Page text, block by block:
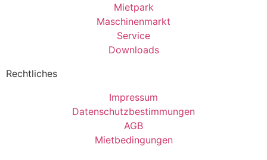
Mietpark
Maschinenmarkt
Service
Downloads
Rechtliches
Impressum
Datenschutzbestimmungen
AGB
Mietbedingungen